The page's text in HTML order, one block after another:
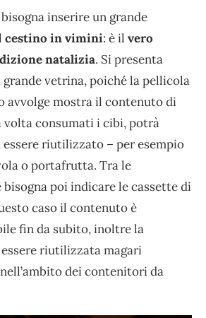
inserire un grande
cestino in vimini: è il vero
natalizia. Si presenta
vetrina, poiché la pellicola
avvolge mostra il contenuto di
volta consumati i cibi, potrà
essere riutilizzato – per esempio
o portafrutta. Tra le
poi indicare le cassette di
caso il contenuto è
fin da subito, inoltre la
riutilizzata magari
dei contenitori da